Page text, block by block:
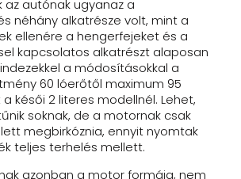
az autónak ugyanaz a
néhány alkatrésze volt, mint a
ellenére a hengerfejeket és a
kapcsolatos alkatrészt alaposan
a módosításokkal a
60 lóerőtől maximum 95
késői 2 literes modellnél. Lehet,
soknak, de a motornak csak
megbirkóznia, ennyit nyomtak
teljes terhelés mellett.
azonban a motor formája, nem